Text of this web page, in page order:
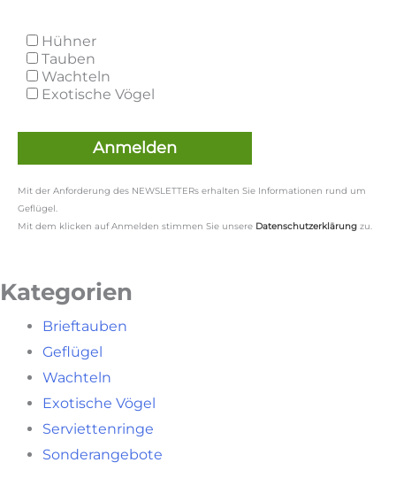
Hühner
Tauben
Wachteln
Exotische Vögel
Mit der Anforderung des NEWSLETTERs erhalten Sie Informationen rund um
Geflügel.
Mit dem klicken auf Anmelden stimmen Sie unsere Datenschutzerklärung zu.
Kategorien
Brieftauben
Geflügel
Wachteln
Exotische Vögel
Serviettenringe
Sonderangebote